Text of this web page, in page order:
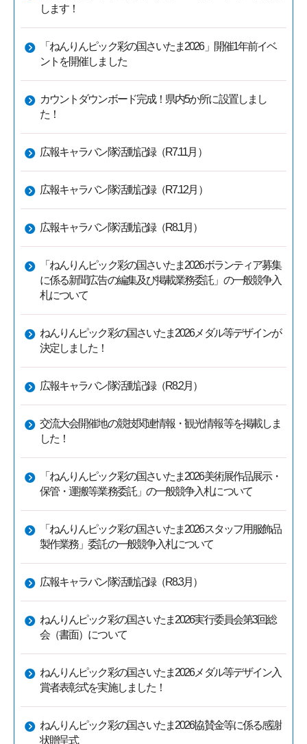
します！
「ねんりんピック彩の国さいたま2026」開催1年前イベ
ントを開催しました
カウントダウンボード完成！県内5か所に設置しまし
た！
広報キャラバン隊活動記録（R7.11月）
広報キャラバン隊活動記録（R7.12月）
広報キャラバン隊活動記録（R8.1月）
「ねんりんピック彩の国さいたま2026ボランティア募集
に係る新聞広告の編集及び掲載業務委託」の一般競争入
札について
ねんりんピック彩の国さいたま2026メダル等デザインが
決定しました！
広報キャラバン隊活動記録（R8.2月）
交流大会開催地の競技関連情報・観光情報等を掲載しま
した！
「ねんりんピック彩の国さいたま2026美術展作品展示・
保管・運搬等業務委託」の一般競争入札について
「ねんりんピック彩の国さいたま2026スタッフ用服飾品
製作業務」委託の一般競争入札について
広報キャラバン隊活動記録（R8.3月）
ねんりんピック彩の国さいたま2026実行委員会第3回総
会（書面）について
ねんりんピック彩の国さいたま2026メダル等デザイン入
賞者表彰式を実施しました！
ねんりんピック彩の国さいたま2026協賛金等に係る感謝
状贈呈式